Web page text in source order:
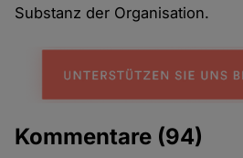
Substanz der Organisation.
Kommentare (94)